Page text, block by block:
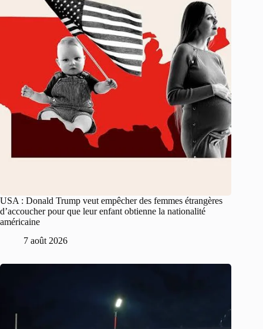
USA : Donald Trump veut empêcher des femmes étrangères
d’accoucher pour que leur enfant obtienne la nationalité
américaine
7 août 2026